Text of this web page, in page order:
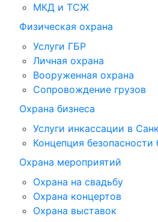
МКД и ТСЖ
Физическая охрана
Услуги ГБР
Личная охрана
Вооруженная охрана
Сопровождение грузов
Охрана бизнеса
Услуги инкассации в
Концепция безопасности
Охрана мероприятий
Охрана на свадьбу
Охрана концертов
Охрана выставок